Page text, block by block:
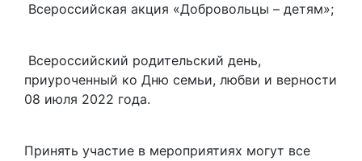
Всероссийская акция «Добровольцы – детям»;
Всероссийский родительский день,
приуроченный ко Дню семьи, любви и верности
08 июля 2022 года.
Принять участие в мероприятиях могут все